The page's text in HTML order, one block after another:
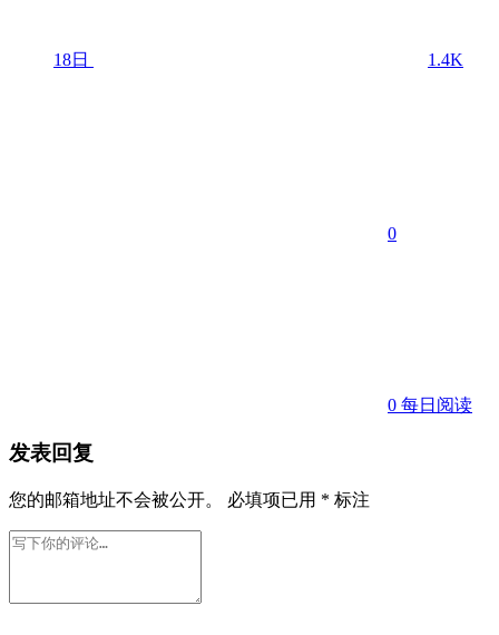
18日 1.4K
0
0 每日阅读
发表回复
您的邮箱地址不会被公开。 必填项已用 * 标注